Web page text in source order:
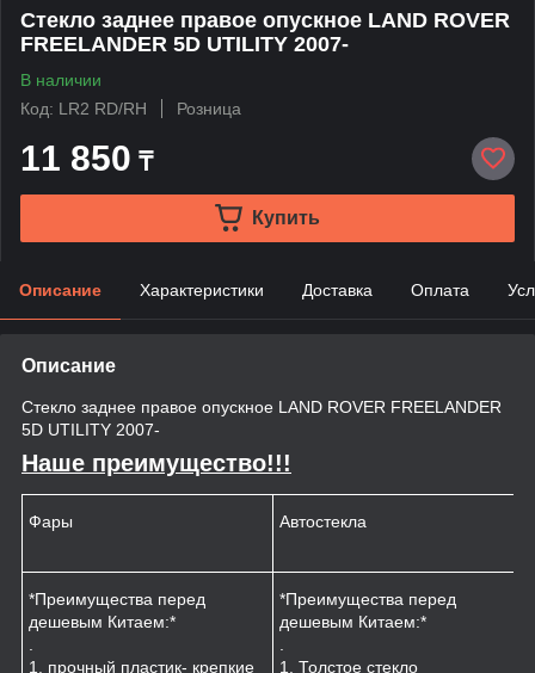
Стекло заднее правое опускное LAND ROVER
FREELANDER 5D UTILITY 2007-
В наличии
Код: LR2 RD/RH
Розница
11 850 ₸
Купить
Описание Характеристики Доставка Оплата
Описание
Стекло заднее правое опускное LAND ROVER FREELANDER
5D UTILITY 2007-
Наше преимущество!!!
Фары Автостекла
*Преимущества перед
дешевым Китаем:*
.
1. прочный пластик- крепкие
*Преимущества перед
дешевым Китаем:*
.
1. Толстое стекло